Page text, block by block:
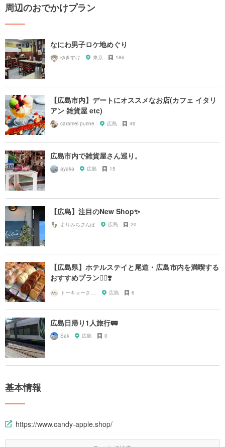
周辺のおでかけプラン
なにわ男子ロケ地めぐり
ゆきすけ 東京 186
【広島市内】デートにオススメなお店(カフェ イタリ
アン 雑貨屋 etc)
caramel purine 広島 49
広島市内で雑貨屋さん巡り。
ayaka 広島 15
【広島】注目のNew Shop✨
よりみちさんぽ 広島 20
【広島県】ホテルステイと尾道・広島市内を満喫する
おすすめプラン🚶‍♀️❣️
広島 6
広島日帰り1人旅行🚃
Sak 広島 0
基本情報
https://www.candy-apple.shop/